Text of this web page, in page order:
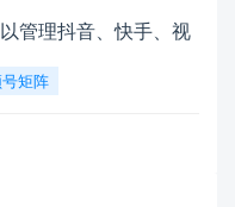
管理抖音、快手、视
矩阵